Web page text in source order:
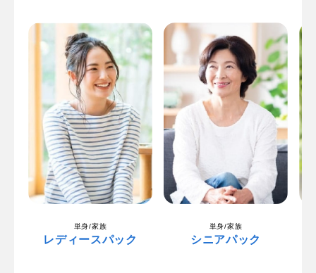
単身/家族
レディースパック
単身/家族
シニアパック